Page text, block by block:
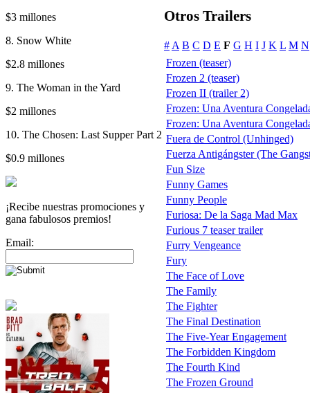
$3 millones
8. Snow White
$2.8 millones
9. The Woman in the Yard
$2 millones
10. The Chosen: Last Supper Part 2
$0.9 millones
¡Recibe nuestras promociones y
gana fabulosos premios!
Email:
Otros Trailers
# A B C D E F G H I J K L M N
Frozen (teaser)
Frozen 2 (teaser)
Frozen II (trailer 2)
Frozen: Una Aventura
Frozen: Una Aventura
Fuera de Control (Unhinged)
Fuerza Antigángster (The
Fun Size
Funny Games
Funny People
Furiosa: De la Saga Mad Max
Furious 7 teaser trailer
Furry Vengeance
Fury
The Face of Love
The Family
The Fighter
The Final Destination
The Five-Year Engagement
The Forbidden Kingdom
The Fourth Kind
The Frozen Ground